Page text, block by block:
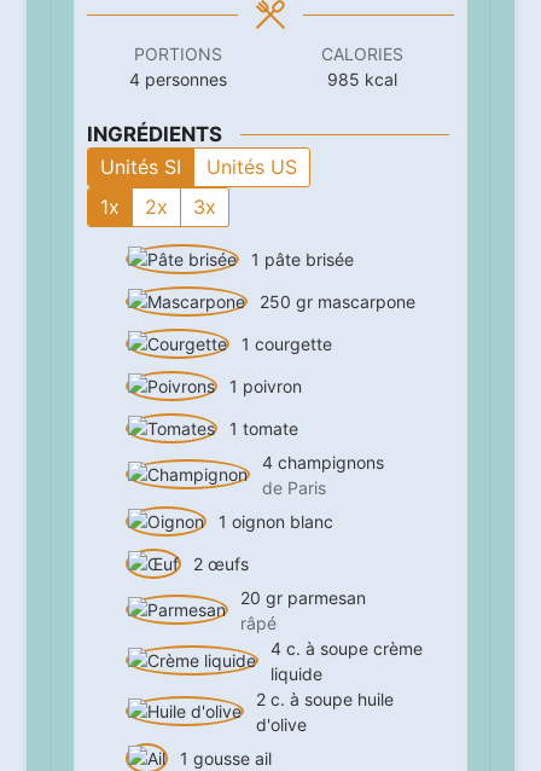
PORTIONS
4 personnes
CALORIES
985 kcal
INGRÉDIENTS
Unités SI
Unités US
1x
2x 3x
1 pâte brisée
250 gr mascarpone
1 courgette
1 poivron
1 tomate
4 champignons
de Paris
1 oignon blanc
2 œufs
20 gr parmesan
râpé
4 c. à soupe crème
liquide
2 c. à soupe huile
d'olive
1 gousse ail